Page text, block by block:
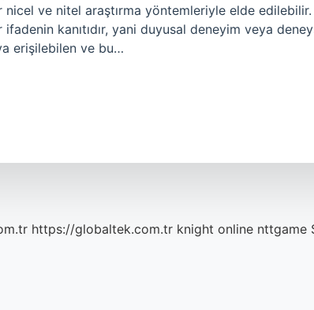
nicel ve nitel araştırma yöntemleriyle elde
kanıtıdır, yani duyusal deneyim veya
erişilebilen ve bu…
https://globaltek.com.tr knight online nttgame